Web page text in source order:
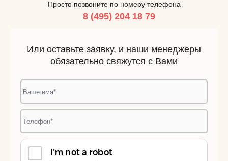
Просто позвоните по номеру телефона
8 (495) 204 18 79
Или оставьте заявку, и наши менеджеры
обязательно свяжутся с Вами